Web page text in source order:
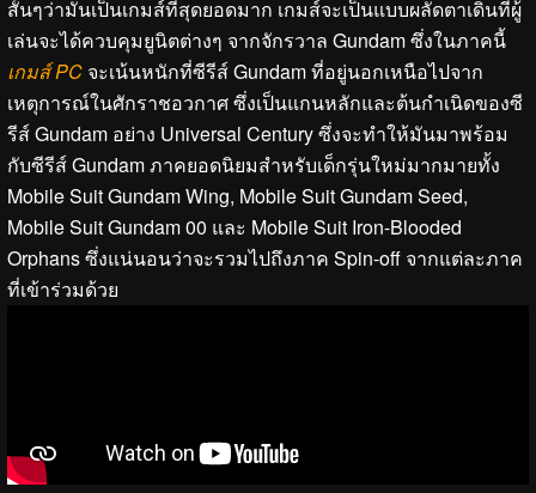
สั้นๆว่ามันเป็นเกมส์ที่สุดยอดมาก เกมส์จะเป็นแบบผลัดตาเดินที่ผู้
เล่นจะได้ควบคุมยูนิตต่างๆ จากจักรวาล Gundam ซึ่งในภาคนี้
เกมส์ PC จะเน้นหนักที่ซีรีส์ Gundam ที่อยู่นอกเหนือไปจาก
เหตุการณ์ในศักราชอวกาศ ซึ่งเป็นแกนหลักและต้นกำเนิดของซี
รีส์ Gundam อย่าง Universal Century ซึ่งจะทำให้มันมาพร้อม
กับซีรีส์ Gundam ภาคยอดนิยมสำหรับเด็กรุ่นใหม่มากมายทั้ง
Mobile Suit Gundam Wing, Mobile Suit Gundam Seed,
Mobile Suit Gundam 00 และ Mobile Suit Iron-Blooded
Orphans ซึ่งแน่นอนว่าจะรวมไปถึงภาค Spin-off จากแต่ละภาค
ที่เข้าร่วมด้วย